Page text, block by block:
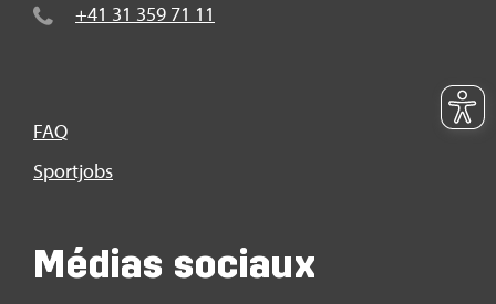
+41 31 359 71 11
FAQ
Sport­jobs
Médias sociaux